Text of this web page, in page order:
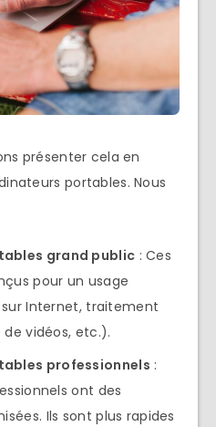
présenter cela en
portables. Nous
grand public : Ces
pour un usage
Internet, traitement
vidéos, etc.).
professionnels :
ont des
Ils sont plus rapides